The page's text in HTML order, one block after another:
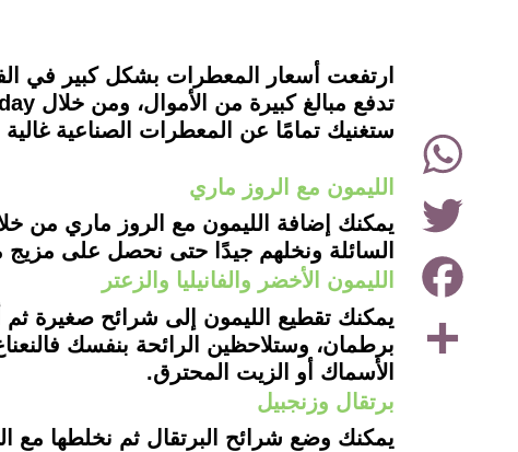
Share
Facebook
Twitter
WhatsApp
instagramارتفعت أسعار المعطرات بشكل كبير في
ستغنيك تمامًا عن المعطرات الصناعية
الليمون مع الروز ماري
يمكنك إضافة الليمون مع الروز ماري من
السائلة ونخلهم جيدًا حتى نحصل على
الليمون الأخضر والفانيليا والزعتر
برطمان، وستلاحظين الرائحة بنفسك
الأسماك أو الزيت المحترق.
برتقال وزنجبيل
يمكنك وضع شرائح البرتقال ثم نخلطها